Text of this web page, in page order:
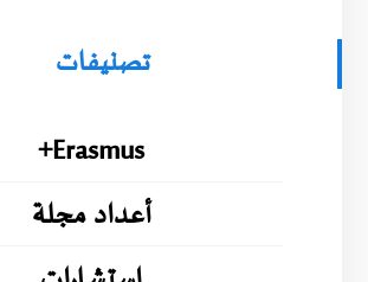
تصنيفات
Erasmus+
أعداد مجلة